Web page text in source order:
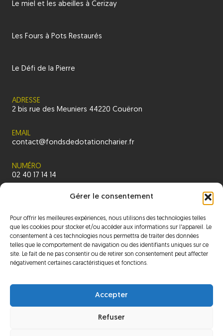
Gérer le consentement
Pour offrir les meilleures expériences, nous utilisons des technologies telles
que les cookies pour stocker et/ou accéder aux informations sur l'appareil. Le
consentement à ces technologies nous permettra de traiter des données
telles que le comportement de navigation ou des identifiants uniques sur ce
site. Le fait de ne pas consentir ou de retirer son consentement peut affecter
négativement certaines caractéristiques et fonctions.
Accepter
Refuser
Le miel et les abeilles à Cerizay
Les Fours à Pots Restaurés
Le Défi de la Pierre
ADRESSE
2 bis rue des Meuniers 44220 Couëron
EMAIL
contact@fondsdedotationcharier.fr
NUMÉRO
02 40 17 14 14
ACCUEIL
PRÉSENTATION